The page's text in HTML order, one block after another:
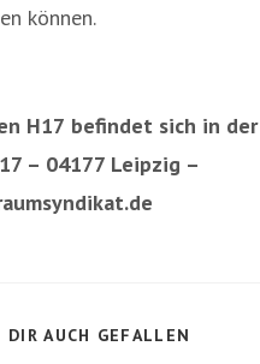
können.
H17 befindet sich in der
– 04177 Leipzig –
AUCH GEFALLEN